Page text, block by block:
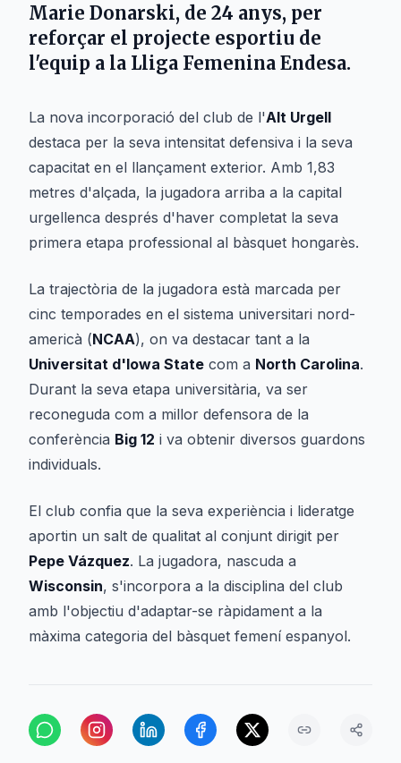
Marie Donarski, de 24 anys, per
reforçar el projecte esportiu de
l'equip a la Lliga Femenina Endesa.
La nova incorporació del club de l'Alt Urgell
destaca per la seva intensitat defensiva i la seva
capacitat en el llançament exterior. Amb 1,83
metres d'alçada, la jugadora arriba a la capital
urgellenca després d'haver completat la seva
primera etapa professional al bàsquet hongarès.
La trajectòria de la jugadora està marcada per
cinc temporades en el sistema universitari nord-
americà (NCAA), on va destacar tant a la
Universitat d'Iowa State com a North Carolina.
Durant la seva etapa universitària, va ser
reconeguda com a millor defensora de la
conferència Big 12 i va obtenir diversos guardons
individuals.
El club confia que la seva experiència i lideratge
aportin un salt de qualitat al conjunt dirigit per
Pepe Vázquez. La jugadora, nascuda a
Wisconsin, s'incorpora a la disciplina del club
amb l'objectiu d'adaptar-se ràpidament a la
màxima categoria del bàsquet femení espanyol.